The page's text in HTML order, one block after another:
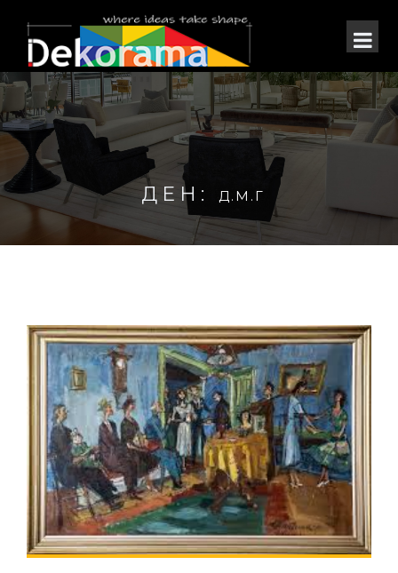
ДЕН: Д.М.Г